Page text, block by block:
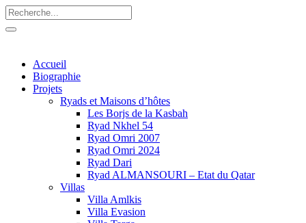
Accueil
Biographie
Projets
Ryads et Maisons d’hôtes
Les Borjs de la Kasbah
Ryad Nkhel 54
Ryad Omri 2007
Ryad Omri 2024
Ryad Dari
Ryad ALMANSOURI – Etat du Qatar
Villas
Villa Amlkis
Villa Evasion